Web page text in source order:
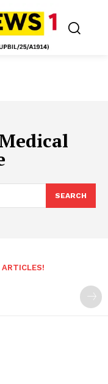
SEARCH
ARTICLES!